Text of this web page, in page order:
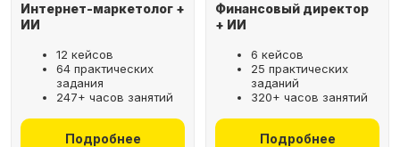
Интернет-маркетолог +
ИИ
12 кейсов
64 практических
задания
247+ часов занятий
Подробнее
Финансовый директор
+ ИИ
6 кейсов
25 практических
заданий
320+ часов занятий
Подробнее
Рассрочка за 2 минуты,
не выходя из дома